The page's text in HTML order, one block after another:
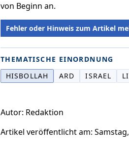
von Beginn an.
Fehler oder Hinweis zum Artikel
THEMATISCHE EINORDNUNG
HISBOLLAH
ARD ISRAEL
Autor: Redaktion
Artikel veröffentlicht am: Samstag,